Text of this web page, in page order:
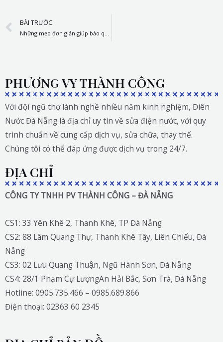
Prev
BÀI TRƯỚC
Những mẹo đơn giản giúp bảo quản đồ điện máy bền lâu
PHƯƠNG VY THÀNH CÔNG
Với đội ngũ thợ lành nghề nhiều năm kinh nghiệm, Điên
Nước Đà Nẵng là địa chỉ uy tín về sửa điện nước, với quy
trình chuẩn về cung cấp dịch vụ, sửa chữa, thay thế.
Chúng tôi có thể đáp ứng được dịch vụ trong 24/7.
ĐỊA CHỈ
CÔNG TY TNHH PV THÀNH CÔNG – ĐÀ NẴNG
CS1: 33 Yên Khê 2, Thanh Khê, TP Đà Nẵng
CS2: 88 Lâm Quang Thự, Thanh Khê Tây, Liên Chiểu, Đà
Nẵng
CS3: 02 Lưu Quang Thuận, Ngũ Hành Sơn, Đà Nẵng
CS4: 28/1 Phạm Cự LượngAn Hải Bắc, Sơn Trà, Đà Nẵng
Hotline: 0905.735.466 – 0985.689.866
Điện thoại: 02363 60 2345